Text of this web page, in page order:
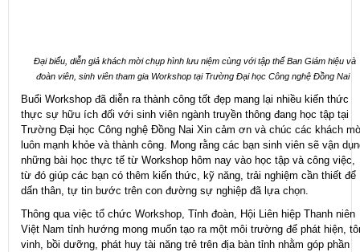
Đại biểu, diễn giả khách mời chụp hình lưu niệm cùng với tập thể Ban Giám hiệu và
đoàn viên, sinh viên tham gia Workshop tại Trường Đại học Công nghệ Đồng Nai
Buổi Workshop đã diễn ra thành công tốt đẹp mang lại nhiều kiến thức
thực sự hữu ích đối với sinh viên ngành truyền thông đang học tập tại
Trường Đại học Công nghệ Đồng Nai Xin cảm ơn và chúc các khách
luôn mạnh khỏe và thành công. Mong rằng các bạn sinh viên sẽ vận
những bài học thực tế từ Workshop hôm nay vào học tập và công việc,
từ đó giúp các bạn có thêm kiến thức, kỹ năng, trải nghiệm cần thiết để
dấn thân, tự tin bước trên con đường sự nghiệp đã lựa chọn.
Thông qua việc tổ chức Workshop, Tỉnh đoàn, Hội Liên hiệp Thanh niên
Việt Nam tỉnh hướng mong muốn tạo ra một môi trường để phát hiện,
vinh, bồi dưỡng, phát huy tài năng trẻ trên địa bàn tỉnh nhằm góp phần